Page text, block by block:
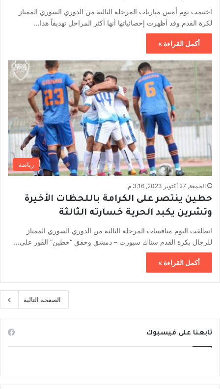
اختتمت يوم أمس مباريات المرحلة الثالثة من الدوري السوري الممتاز
لكرة القدم وقد أظهرت إحصائياتها أنها أكثر المراحل تهديفاً هذا…
أكمل القراءة »
رياضة
الجمعة, 27 أكتوبر 2023, 3:16 م
حطين ينتصر على الكرامة باللحظات الأخيرة
وتشرين يكبد الحرية خسارته الثالثة
انطلقت اليوم منافسات المرحلة الثالثة من الدوري السوري الممتاز
للرجال بكرة القدم سناك سبورت – دمشق وحقق “حطين” الفوز على…
أكمل القراءة »
الصفحة التالية
تابعنا على فيسبوك